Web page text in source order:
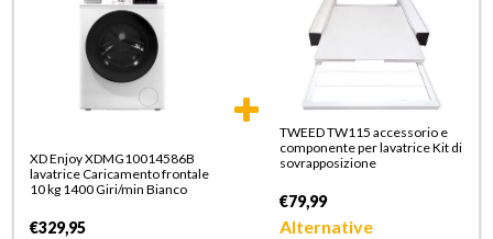
XD Enjoy XDMG10014586B
lavatrice Caricamento frontale
10 kg 1400 Giri/min Bianco
€329,95
TWEED TW115 accessorio e
componente per lavatrice Kit di
sovrapposizione
€79,99
Alternative